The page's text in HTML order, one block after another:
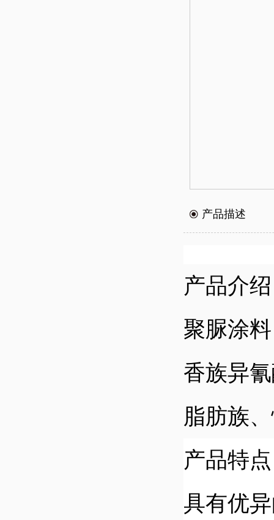
产品描述
产品介
聚脲涂
香族异
脂肪族
产品特点
具有优